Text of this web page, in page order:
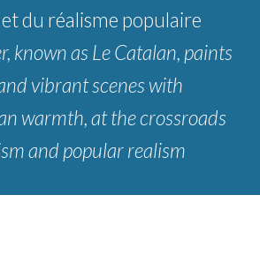
du réalisme populaire
known as Le Catalan, paints
vibrant scenes with
warmth, at the crossroads
and popular realism